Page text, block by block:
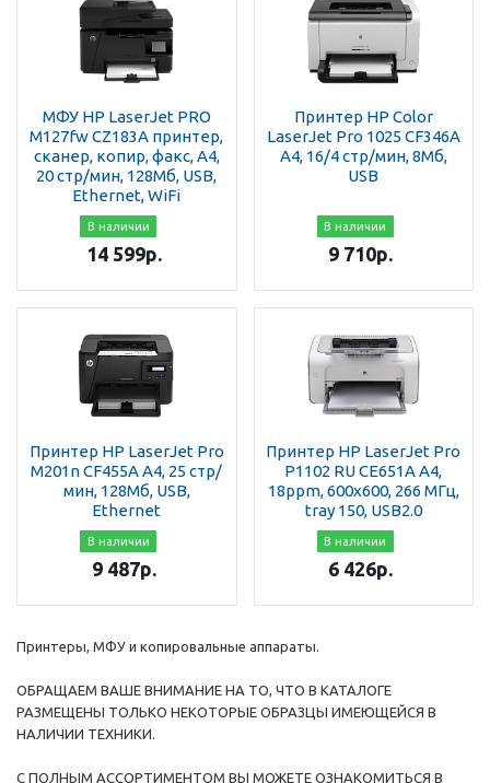
МФУ HP LaserJet PRO
M127fw CZ183A принтер,
сканер, копир, факс, A4,
20 стр/мин, 128Мб, USB,
Ethernet, WiFi
В наличии
14 599р.
Принтер HP Color
LaserJet Pro 1025 CF346A
A4, 16/4 стр/мин, 8Мб,
USB
В наличии
9 710р.
Принтер HP LaserJet Pro
M201n CF455A A4, 25 стр/
мин, 128Мб, USB,
Ethernet
В наличии
9 487р.
Принтер HP LaserJet Pro
P1102 RU CE651A A4,
18ppm, 600x600, 266 МГц,
tray 150, USB2.0
В наличии
6 426р.
Принтеры, МФУ и копировальные аппараты.
ОБРАЩАЕМ ВАШЕ ВНИМАНИЕ НА ТО, ЧТО В КАТАЛОГЕ
РАЗМЕЩЕНЫ ТОЛЬКО НЕКОТОРЫЕ ОБРАЗЦЫ ИМЕЮЩЕЙСЯ В
НАЛИЧИИ ТЕХНИКИ.
С ПОЛНЫМ АССОРТИМЕНТОМ ВЫ МОЖЕТЕ ОЗНАКОМИТЬСЯ В